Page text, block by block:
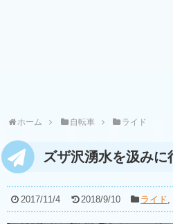
ホーム 自転車 ライド
ズザ沢湧水を汲み
2017/11/4 2018/9/10 ライド,